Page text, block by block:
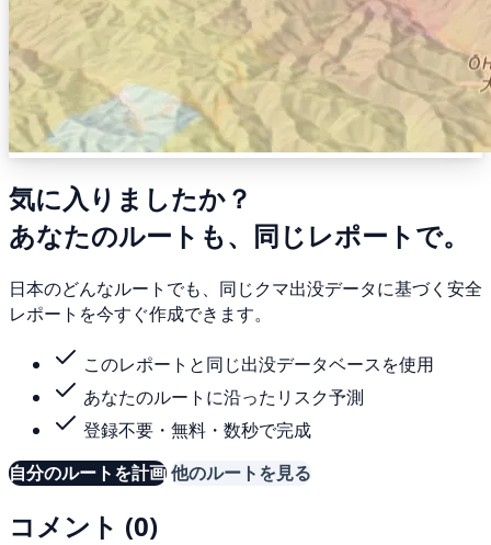
気に入りましたか？
あなたのルートも、同じレポートで。
日本のどんなルートでも、同じクマ出没データに基づく安全
レポートを今すぐ作成できます。
このレポートと同じ出没データベースを使用
あなたのルートに沿ったリスク予測
登録不要・無料・数秒で完成
自分のルートを計画他のルートを見る
コメント (0)